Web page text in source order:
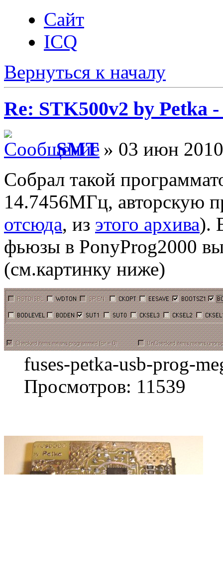
Сайт
ICQ
Вернуться к началу
Re: STK500v2 by
SMT» 03 июн
Собрал такой
14.7456МГц, авторскую
отсюда, из этого архива).
фьюзы в PonyProg2000
(см.картинку ниже)
fuses-petka-usb-prog-
Просмотров: 11539